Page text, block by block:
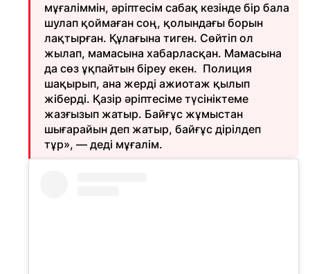
мұғаліммін, әріптесім сабақ кезінде бір бала
шулап қоймаған соң, қолындағы борын
лақтырған. Құлағына тиген. Сөйтіп ол
жылап, мамасына хабарласқан. Мамасына
да сөз ұқпайтын біреу екен. Полиция
шақырып, ана жерді ажиотаж қылып
жіберді. Қазір әріптесіме түсініктеме
жазғызып жатыр. Байғұс жұмыстан
шығарайын деп жатыр, байғұс дірілдеп
тұр», — деді мұғалім.